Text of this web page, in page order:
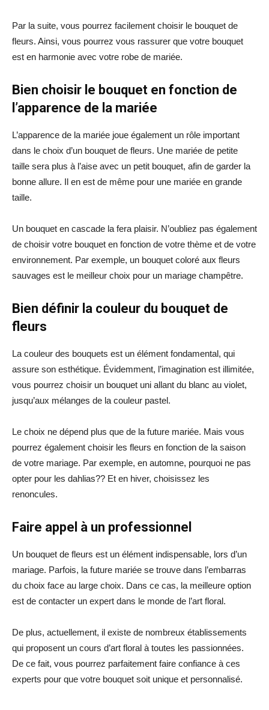
Par la suite, vous pourrez facilement choisir le bouquet de
fleurs. Ainsi, vous pourrez vous rassurer que votre bouquet
est en harmonie avec votre robe de mariée.
Bien choisir le bouquet en fonction de
l’apparence de la mariée
L’apparence de la mariée joue également un rôle important
dans le choix d’un bouquet de fleurs. Une mariée de petite
taille sera plus à l’aise avec un petit bouquet, afin de garder la
bonne allure. Il en est de même pour une mariée en grande
taille.
Un bouquet en cascade la fera plaisir. N’oubliez pas également
de choisir votre bouquet en fonction de votre thème et de votre
environnement. Par exemple, un bouquet coloré aux fleurs
sauvages est le meilleur choix pour un mariage champêtre.
Bien définir la couleur du bouquet de
fleurs
La couleur des bouquets est un élément fondamental, qui
assure son esthétique. Évidemment, l’imagination est illimitée,
vous pourrez choisir un bouquet uni allant du blanc au violet,
jusqu’aux mélanges de la couleur pastel.
Le choix ne dépend plus que de la future mariée. Mais vous
pourrez également choisir les fleurs en fonction de la saison
de votre mariage. Par exemple, en automne, pourquoi ne pas
opter pour les dahlias?? Et en hiver, choisissez les
renoncules.
Faire appel à un professionnel
Un bouquet de fleurs est un élément indispensable, lors d’un
mariage. Parfois, la future mariée se trouve dans l’embarras
du choix face au large choix. Dans ce cas, la meilleure option
est de contacter un expert dans le monde de l’art floral.
De plus, actuellement, il existe de nombreux établissements
qui proposent un cours d’art floral à toutes les passionnées.
De ce fait, vous pourrez parfaitement faire confiance à ces
experts pour que votre bouquet soit unique et personnalisé.